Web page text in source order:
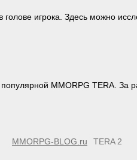
игрока. Здесь можно
MMORPG TERA. За
MMORPG-BLOG.ru TERA 2